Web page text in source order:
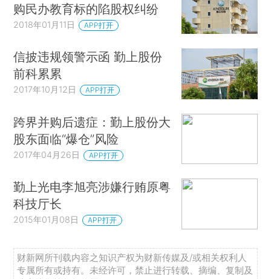
购民办教育标的陷股权纠纷
2018年01月11日 APP打开
信披违规领警示函 勤上股份
前科累累
2017年10月12日 APP打开
跨界并购后遗症：勤上股份大
股东面临“爆仓”风险
2017年04月26日 APP打开
勤上光电李旭亮涉嫌行贿原粤
科技厅长
2015年01月08日 APP打开
财新网所刊载内容之知识产权为财新传媒及/或相关权利人
专属所有或持有。未经许可，禁止进行转载、摘编、复制及